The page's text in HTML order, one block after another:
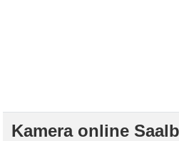
Kamera online